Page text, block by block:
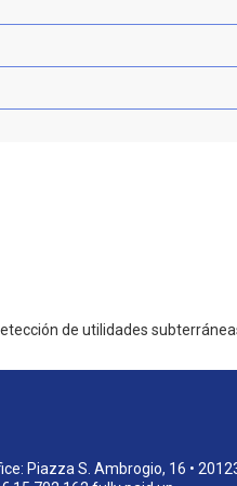
de utilidades
Piazza S. Ambrogio, 16 •